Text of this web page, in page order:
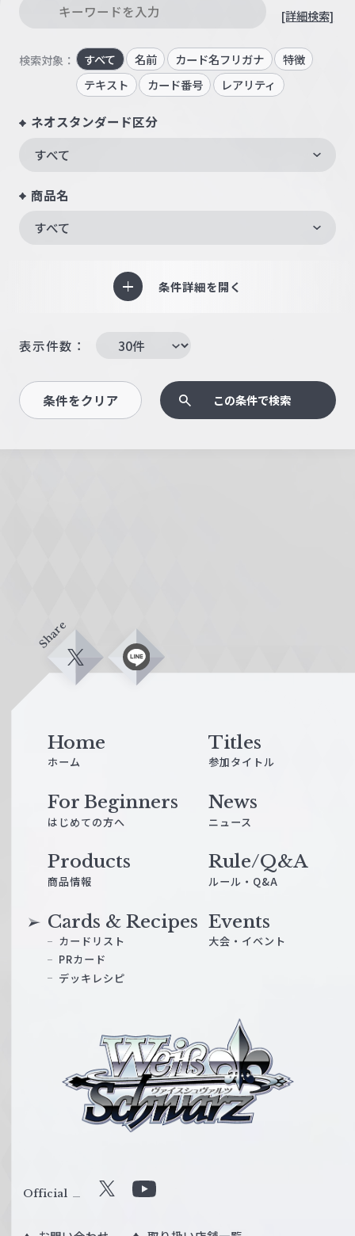
[詳細検索]
検索対象： すべて 名前 カード名フリガナ
特徴
テキスト
カード番号 レアリティ
ネオスタンダード区分
すべて
商品名
すべて
条件詳細を開く
表示件数：
条件をクリア この条件で検索
Share
X L
ス
ル
Home
ホーム
Titles
参加タイトル
For Beginners
はじめての方へ
News
ニュース
Products
商品情報
Cards & Recipes
カードリスト
PRカード
デッキレシピ
Events
大会・イベント
Rule/Q&A
ルール・Q&A
Official X